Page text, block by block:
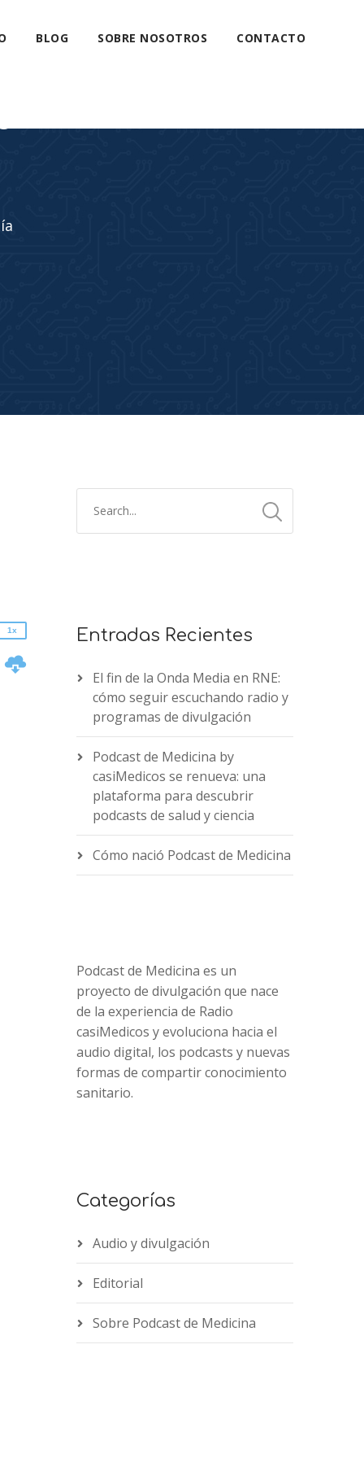
BLOG SOBRE NOSOTROS CONTACTO
1x Entradas Recientes
El fin de la Onda Media en RNE:
cómo seguir escuchando radio y
programas de divulgación
Podcast de Medicina by
casiMedicos se renueva: una
plataforma para descubrir
podcasts de salud y ciencia
Cómo nació Podcast de Medicina
Podcast de Medicina es un
proyecto de divulgación que nace
de la experiencia de Radio
casiMedicos y evoluciona hacia el
audio digital, los podcasts y nuevas
formas de compartir conocimiento
sanitario.
Categorías
Audio y divulgación
Editorial
Sobre Podcast de Medicina